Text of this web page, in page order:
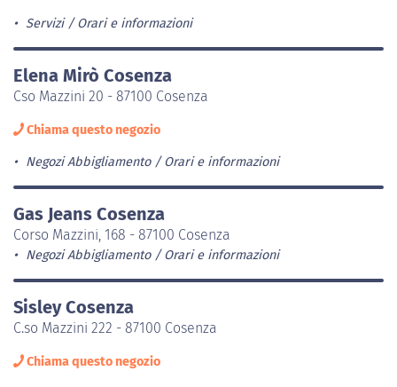
Servizi Orari e informazioni
Elena Mirò Cosenza
Cso Mazzini 20 - 87100 Cosenza
Chiama questo negozio
Negozi Abbigliamento Orari e informazioni
Gas Jeans Cosenza
Corso Mazzini, 168 - 87100 Cosenza
Negozi Abbigliamento Orari e informazioni
Sisley Cosenza
C.so Mazzini 222 - 87100 Cosenza
Chiama questo negozio